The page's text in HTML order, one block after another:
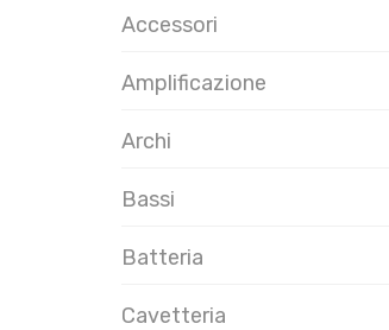
Accessori
Amplificazione
Archi
Bassi
Batteria
Cavetteria